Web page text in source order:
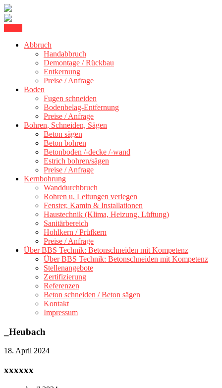
content
Betonschneiden Stuttgart
+ 300 kmAbbruch
Handabbruch
Demontage / Rückbau
Entkernung
Preise / Anfrage
Boden
Fugen schneiden
Bodenbelag-Entfernung
Preise / Anfrage
Bohren, Schneiden, Sägen
Beton sägen
Beton bohren
Betonboden /-decke /-wand
Estrich bohren/sägen
Preise / Anfrage
Kernbohrung
Wanddurchbruch
Rohren u. Leitungen verlegen
Fenster, Kamin & Installationen
Haustechnik (Klima, Heizung, Lüftung)
Sanitärbereich
Hohlkern / Prüfkern
Preise / Anfrage
Über BBS Technik: Betonschneiden mit Kompetenz
Über BBS Technik: Betonschneiden mit Kompetenz
Stellenangebote
Zertifizierung
Referenzen
Beton schneiden / Beton sägen
Kontakt
Impressum
_Heubach
18. April 2024
xxxxxx